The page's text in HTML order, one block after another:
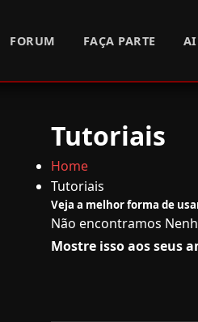
FORUM FAÇA PARTE AI
Tutoriais
Home
Tutoriais
Veja a melhor forma de
Não encontramos
Mostre isso aos seus